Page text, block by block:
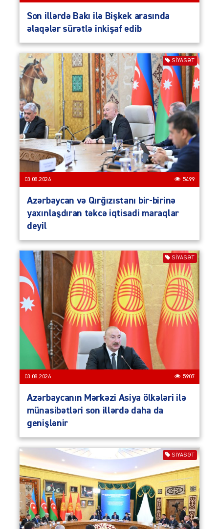
Son illərdə Bakı ilə Bişkek arasında
əlaqələr sürətlə inkişaf edib
SIYASƏT
03.08.2026 5499
Azərbaycan və Qırğızıstanı bir-birinə
yaxınlaşdıran təkcə iqtisadi maraqlar
deyil
SIYASƏT
03.08.2026 5907
Azərbaycanın Mərkəzi Asiya ölkələri ilə
münasibətləri son illərdə daha da
genişlənir
SIYASƏT